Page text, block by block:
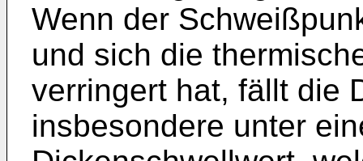
Wenn der
und sich die
verringert hat, fällt die
insbesondere unter